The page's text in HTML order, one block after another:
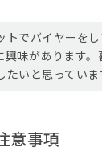
トでバイヤーを
興味があります
いと思っていま
意事項